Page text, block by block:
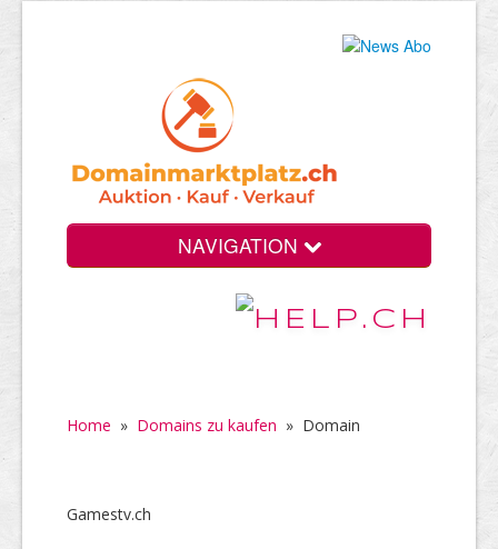
NAVIGATION
Home » Domains zu kaufen » Domain
Gamestv.ch